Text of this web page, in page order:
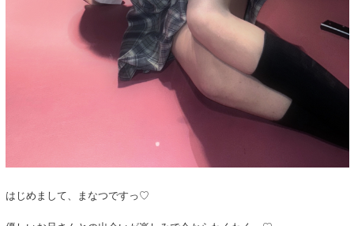
はじめまして、まなつですっ♡